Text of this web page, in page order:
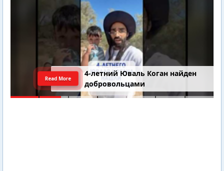
4-летний Юваль Коган найден
добровольцами
Read More